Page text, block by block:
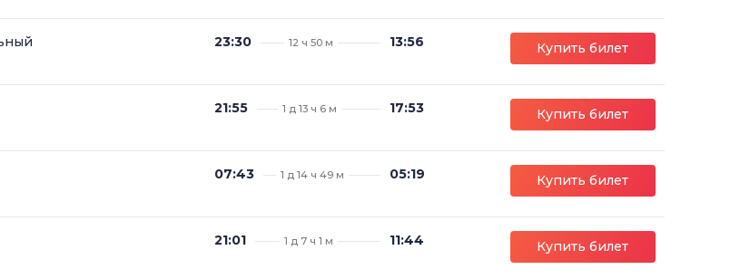
23:30 12 ч 50 м 13:56 Купить билет
21:55 1 д 13 ч 6 м 17:53 Купить билет
07:43 1 д 14 ч 49 м 05:19 Купить билет
21:01 1 д 7 ч 1 м 11:44 Купить билет